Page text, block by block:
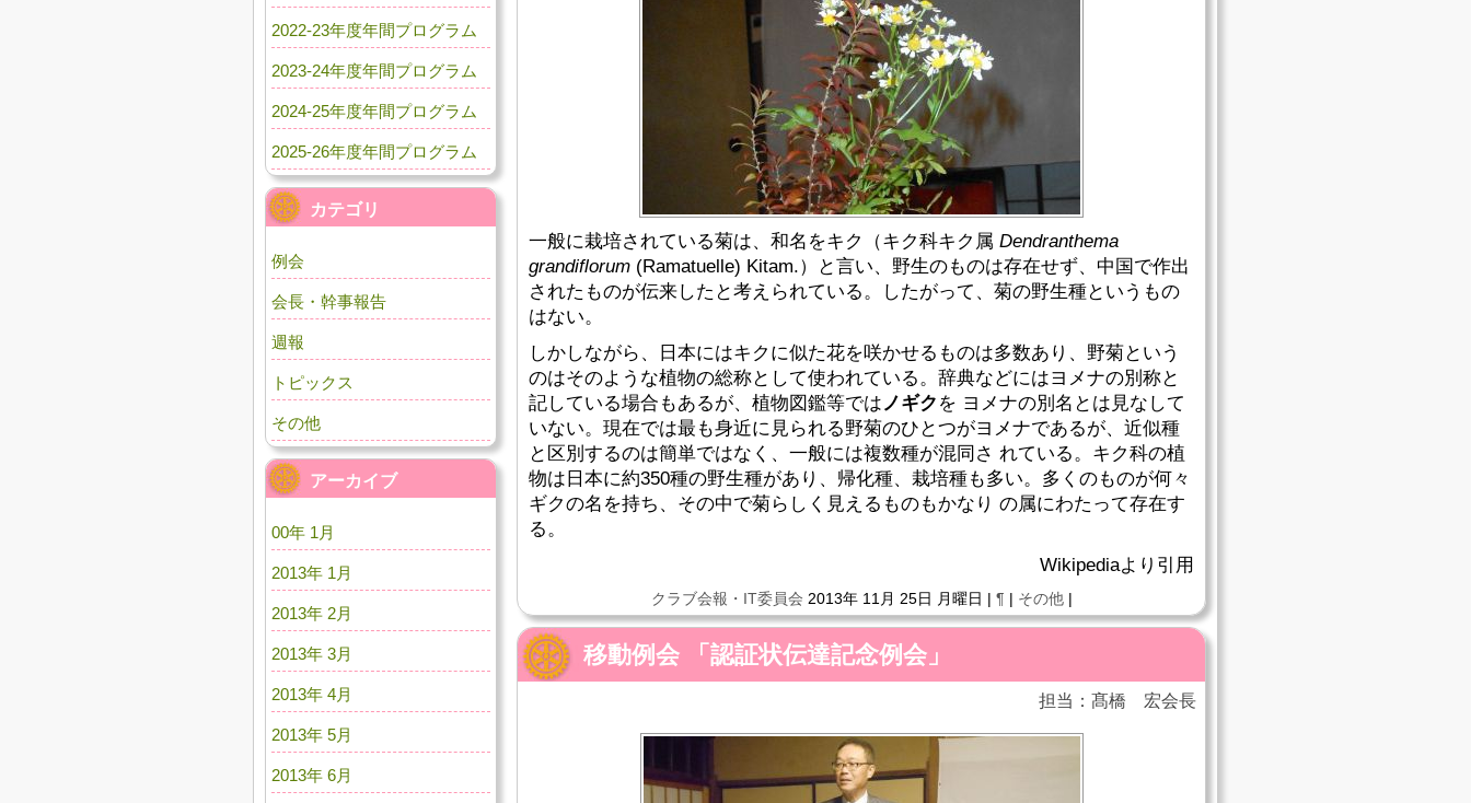
一般に栽培されている菊は、和名をキク（キク科キク属 Dendranthema
grandiflorum (Ramatuelle) Kitam.）と言い、野生のものは存在せず、中国で作出
されたものが伝来したと考えられている。したがって、菊の野生種というもの
はない。
しかしながら、日本にはキクに似た花を咲かせるものは多数あり、野菊という
のはそのような植物の総称として使われている。辞典などにはヨメナの別称と
記している場合もあるが、植物図鑑等ではノギク を ヨメナの別名とは見なして
いない。現在では最も身近に見られる野菊のひとつがヨメナであるが、近似種
と区別するのは簡単ではなく、一般には複数種が混同さ れている。キク科の植
物は日本に約350種の野生種があり、帰化種、栽培種も多い。多くのものが何々
ギクの名を持ち、その中で菊らしく見えるものもかなり の属にわたって存在す
る。
Wikipediaより引用
クラブ会報・IT委員会 2013年 11月 25日 月曜日 | ¶ | その他|
移動例会 「認証状伝達記念例会」
担当：髙橋 宏会長
2022-23年度年間プログラム
2023-24年度年間プログラム
2024-25年度年間プログラム
2025-26年度年間プログラム
カテゴリ
例会
会長・幹事報告
週報
トピックス
その他
アーカイブ
00年 1月
2013年 1月
2013年 2月
2013年 3月
2013年 4月
2013年 5月
2013年 6月